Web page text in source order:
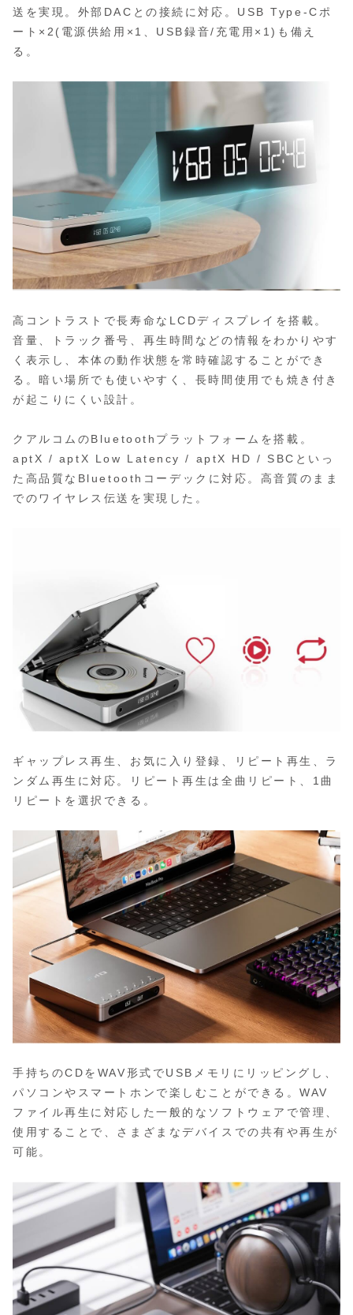
送を実現。外部DACとの接続に対応。USB Type-Cポ
ート×2(電源供給用×1、USB録音/充電用×1)も備え
る。
高コントラストで長寿命なLCDディスプレイを搭載。
音量、トラック番号、再生時間などの情報をわかりやす
く表示し、本体の動作状態を常時確認することができ
る。暗い場所でも使いやすく、長時間使用でも焼き付き
が起こりにくい設計。
クアルコムのBluetoothプラットフォームを搭載。
aptX / aptX Low Latency / aptX HD / SBCといっ
た高品質なBluetoothコーデックに対応。高音質のまま
でのワイヤレス伝送を実現した。
ギャップレス再生、お気に入り登録、リピート再生、ラ
ンダム再生に対応。リピート再生は全曲リピート、1曲
リピートを選択できる。
手持ちのCDをWAV形式でUSBメモリにリッピングし、
パソコンやスマートホンで楽しむことができる。WAV
ファイル再生に対応した一般的なソフトウェアで管理、
使用することで、さまざまなデバイスでの共有や再生が
可能。